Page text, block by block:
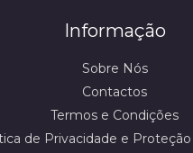
Informação
Sobre Nós
Contactos
Termos e Condições
de Privacidade e